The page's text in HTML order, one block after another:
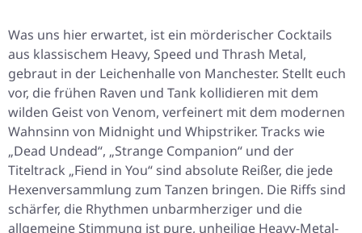
Was uns hier erwartet, ist ein mörderischer Cocktails
aus klassischem Heavy, Speed und Thrash Metal,
gebraut in der Leichenhalle von Manchester. Stellt euch
vor, die frühen Raven und Tank kollidieren mit dem
wilden Geist von Venom, verfeinert mit dem modernen
Wahnsinn von Midnight und Whipstriker. Tracks wie
„Dead Undead“, „Strange Companion“ und der
Titeltrack „Fiend in You“ sind absolute Reißer, die jede
Hexenversammlung zum Tanzen bringen. Die Riffs sind
schärfer, die Rhythmen unbarmherziger und die
allgemeine Stimmung ist pure, unheilige Heavy-Metal-